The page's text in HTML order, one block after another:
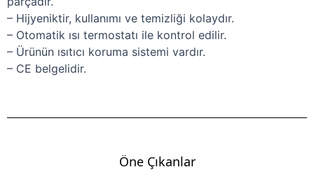
– Hijyeniktir, kullanımı ve temizliği kolaydır.
– Otomatik ısı termostatı ile kontrol edilir.
– Ürünün ısıtıcı koruma sistemi vardır.
– CE belgelidir.
Öne Çıkanlar